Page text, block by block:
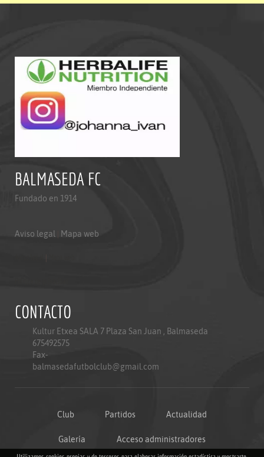
BALMASEDA FC
Fundado en 1914
Aviso legal Mapa web
CONTACTO
Kultur Etxea SALA 7 Plaza San Juan , Balmaseda
675492575
Fax-
balmasedafutbolclub@gmail.com
Club Partidos Actualidad
Galería
Acceso administradores